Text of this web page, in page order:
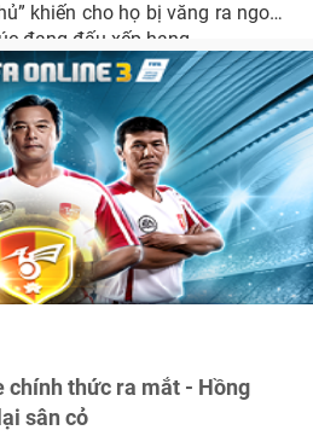
khiến cho họ bị văng ra ngoài,
đang đấu xếp hạng.
chính thức ra mắt - Hồng
sân cỏ